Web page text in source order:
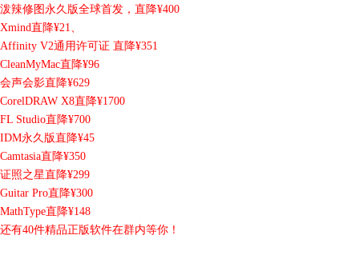
泼辣修图永久版全球首发，直降¥400
Xmind直降¥21、
Affinity V2通用许可证 直降¥351
CleanMyMac直降¥96
会声会影直降¥629
CorelDRAW X8直降¥1700
FL Studio直降¥700
IDM永久版直降¥45
Camtasia直降¥350
证照之星直降¥299
Guitar Pro直降¥300
MathType直降¥148
还有40件精品正版软件在群内等你！